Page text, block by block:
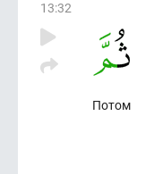
13:32
Потом